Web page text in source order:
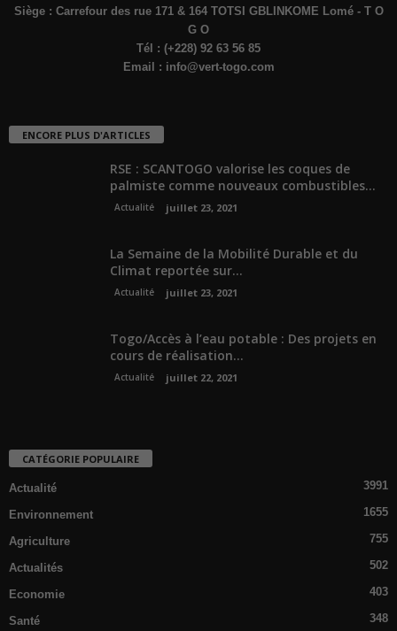
Siège : Carrefour des rue 171 & 164 TOTSI GBLINKOME Lomé - T O
G O
Tél : (+228) 92 63 56 85
Email : info@vert-togo.com
ENCORE PLUS D'ARTICLES
RSE : SCANTOGO valorise les coques de
palmiste comme nouveaux combustibles...
Actualité juillet 23, 2021
La Semaine de la Mobilité Durable et du
Climat reportée sur...
Actualité juillet 23, 2021
Togo/Accès à l’eau potable : Des projets en
cours de réalisation...
Actualité juillet 22, 2021
CATÉGORIE POPULAIRE
Actualité 3991
Environnement 1655
Agriculture 755
Actualités 502
Economie 403
Santé 348